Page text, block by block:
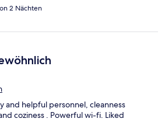
2 Nächten
and helpful personnel, cleanness
coziness . Powerful wi-fi. Liked